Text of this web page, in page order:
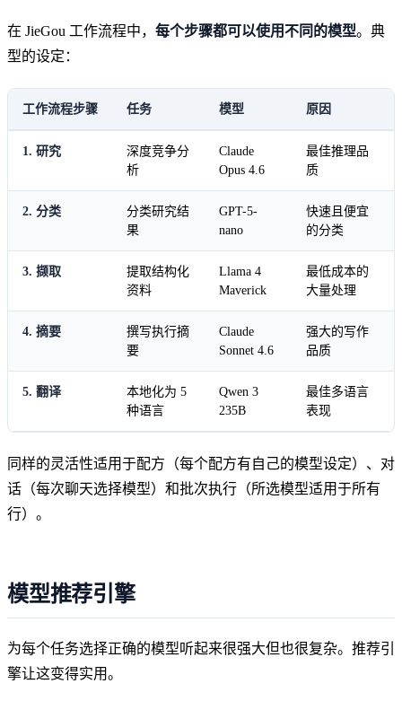
在 JieGou 工作流程中， 每个步骤都可以使用不同的模型。典
型的设定：
工作流程步骤 任务 模型 原因
1. 研究
深度竞争分
析
Claude
Opus 4.6
最佳推理品
质
2. 分类
分类研究结
果
GPT-5-
nano
快速且便宜
的分类
3. 撷取
提取结构化
资料
Llama 4
Maverick
最低成本的
大量处理
4. 摘要
撰写执行摘
要
Claude
Sonnet 4.6
强大的写作
品质
5. 翻译
本地化为 5
种语言
Qwen 3
235B
最佳多语言
表现
同样的灵活性适用于配方（每个配方有自己的模型设定）、对
话（每次聊天选择模型）和批次执行（所选模型适用于所有
行）。
模型推荐引擎
为每个任务选择正确的模型听起来很强大但也很复杂。推荐引
擎让这变得实用。